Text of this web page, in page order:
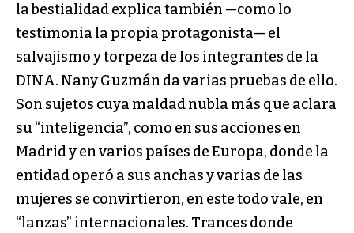
la bestialidad explica también —como lo
testimonia la propia protagonista— el
salvajismo y torpeza de los integrantes de la
DINA. Nany Guzmán da varias pruebas de ello.
Son sujetos cuya maldad nubla más que aclara
su “inteligencia”, como en sus acciones en
Madrid y en varios países de Europa, donde la
entidad operó a sus anchas y varias de las
mujeres se convirtieron, en este todo vale, en
“lanzas” internacionales. Trances donde